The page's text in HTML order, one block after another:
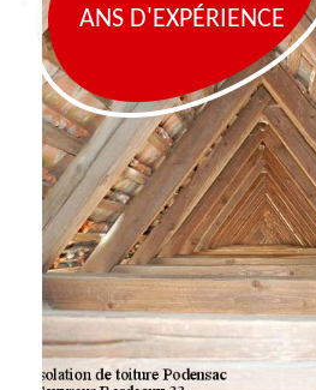
ANS D'EXPÉRIENCE